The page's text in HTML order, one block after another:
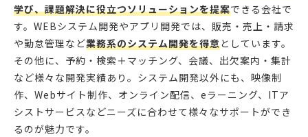
学び、課題解決に役立つソリューションを提案できる会社で
す。WEBシステム開発やアプリ開発では、販売・売上・請求
や勤怠管理など業務系のシステム開発を得意としています。
その他に、予約・検索＋マッチング、会議、出欠案内・集計
など様々な開発実績あり。システム開発以外にも、映像制
作、Webサイト制作、オンライン配信、eラーニング、ITア
シストサービスなどニーズに合わせて様々なサポートができ
るのが魅力です。